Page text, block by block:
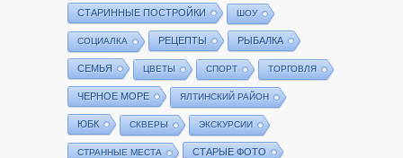
СТАРИННЫЕ ПОСТРОЙКИ ШОУ
СОЦИАЛКА РЕЦЕПТЫ РЫБАЛКА
СЕМЬЯ ЦВЕТЫ СПОРТ ТОРГОВЛЯ
ЧЕРНОЕ МОРЕ ЯЛТИНСКИЙ РАЙОН
ЮБК СКВЕРЫ ЭКСКУРСИИ
СТРАННЫЕ МЕСТА СТАРЫЕ ФОТО